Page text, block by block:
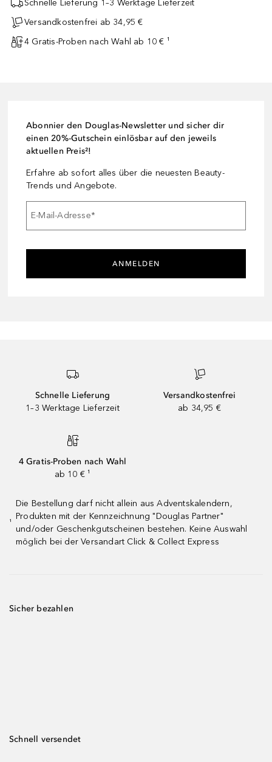
Schnelle Lieferung 1–3 Werktage Lieferzeit
Versandkostenfrei ab 34,95 €
4 Gratis-Proben nach Wahl ab 10 € ¹
Abonnier den Douglas-Newsletter und sicher dir
einen 20%-Gutschein einlösbar auf den jeweils
aktuellen Preis²!
Erfahre ab sofort alles über die neuesten Beauty-
Trends und Angebote.
E-Mail-Adresse*
ANMELDEN
Schnelle Lieferung
1–3 Werktage Lieferzeit
Versandkostenfrei
ab 34,95 €
4 Gratis-Proben nach Wahl
ab 10 € ¹
¹
Die Bestellung darf nicht allein aus Adventskalendern,
Produkten mit der Kennzeichnung "Douglas Partner"
und/oder Geschenkgutscheinen bestehen. Keine Auswahl
möglich bei der Versandart Click & Collect Express
Sicher bezahlen
Schnell versendet